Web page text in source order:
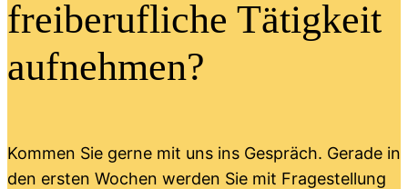
freiberufliche Tätigkeit
aufnehmen?
Kommen Sie gerne mit uns ins Gespräch. Gerade in
den ersten Wochen werden Sie mit Fragestellung